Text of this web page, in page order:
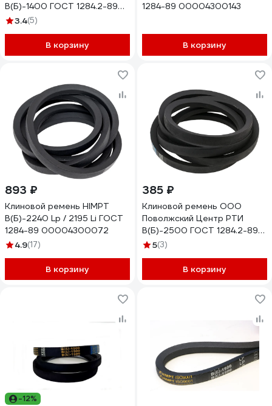
В(Б)-1400 ГОСТ 1284.2-89
2.003.016
3.4(5)
В корзину
1284-89 00004300143
В корзину
893 ₽
Клиновой ремень HIMPT
В(Б)-2240 Lp / 2195 Li ГОСТ
1284-89 00004300072
4.9(17)
В корзину
385 ₽
Клиновой ремень ООО
Поволжский Центр РТИ
В(Б)-2500 ГОСТ 1284.2-89
2.003.050
5(3)
В корзину
-12%